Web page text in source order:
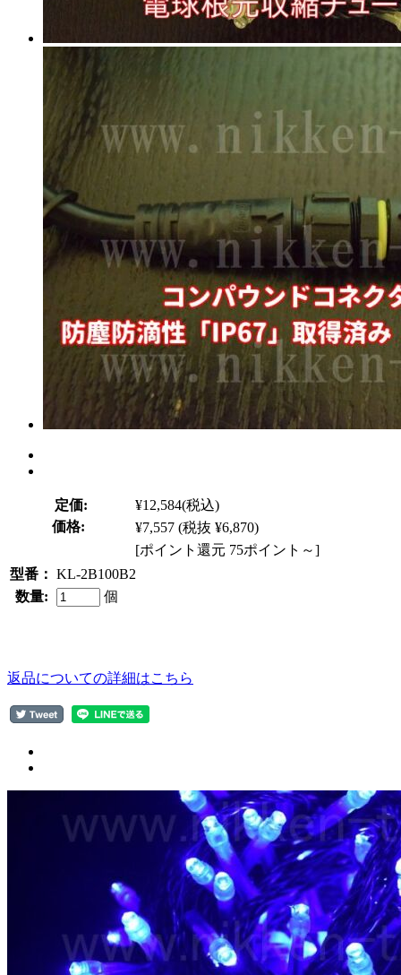
定価: ¥12,584(税込)
価格:
¥7,557 (税抜 ¥6,870)
[ポイント還元 75ポイント～]
型番： KL-2B100B2
数量:
個
返品についての詳細はこちら